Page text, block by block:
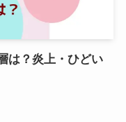
は？炎上・ひどい